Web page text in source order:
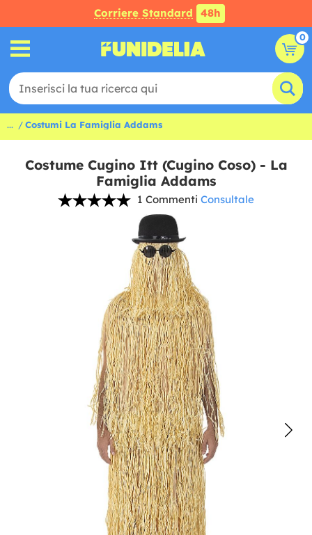
Corriere Standard 48h
0
... Costumi La Famiglia Addams
Costume Cugino Itt (Cugino Coso) - La
Famiglia Addams
1 Commenti Consultale